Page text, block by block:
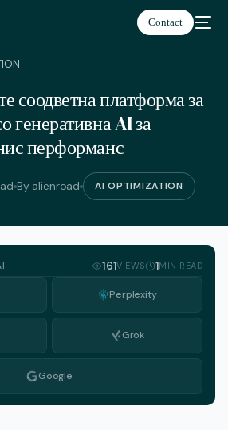
Contact
соодветна платформа за
генеративна AI за
перформанс
By alienroad AI OPTIMIZATION
161VIEWS 1MIN READ
Perplexity
Grok
Google